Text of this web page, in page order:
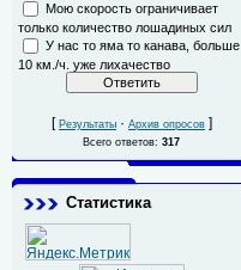
Мою скорость ограничивает
только количество лошадиных сил
У нас то яма то канава, больше
10 км./ч. уже лихачество
[ Результаты · Архив опросов ]
Всего ответов:317
Статистика